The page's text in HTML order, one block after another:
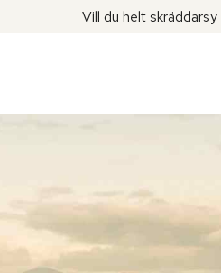
Vill du helt